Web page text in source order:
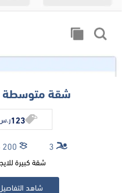
شقة متوسطة
123
3 200 م2
شقة كبيرة
شاهد